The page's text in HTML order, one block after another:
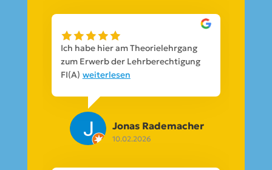
Ich habe hier am Theorielehrgang
zum Erwerb der Lehrberechtigung
FI(A) weiterlesen
Jonas Rademacher
10.02.2026